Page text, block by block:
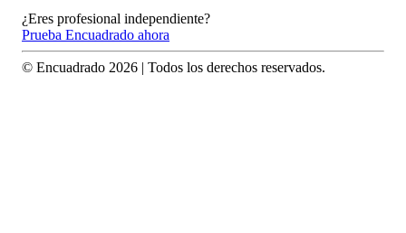
¿Eres profesional independiente?
Prueba Encuadrado ahora
© Encuadrado 2026 | Todos los derechos reservados.